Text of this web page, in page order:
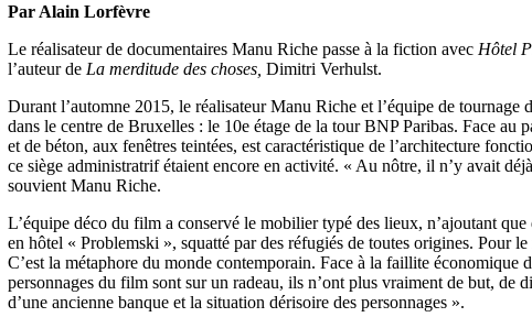
Par Alain Lorfèvre
Le réalisateur de documentaires Manu Riche passe à la fiction avec Hôtel
l’auteur deLa merditude des choses, Dimitri Verhulst.
Durant l’automne 2015, le réalisateur Manu Riche et l’équipe de tournage
dans le centre de Bruxelles : le 10e étage de la tour BNP Paribas. Face
et de béton, aux fenêtres teintées, est caractéristique de l’architecture
ce siège administratrif étaient encore en activité. « Au nôtre, il n’y avait
souvient Manu Riche.
L’équipe déco du film a conservé le mobilier typé des lieux, n’ajoutant
en hôtel « Problemski », squatté par des réfugiés de toutes origines. Pour
C’est la métaphore du monde contemporain. Face à la faillite économique
personnages du film sont sur un radeau, ils n’ont plus vraiment de but, de
d’une ancienne banque et la situation dérisoire des personnages ».